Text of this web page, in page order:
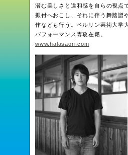
潜む美しさと違和感を自らの視点
振付へおこし、それに伴う舞踏譜
作なども行う。ベルリン芸術大学
パフォーマンス専攻在籍。
www.halasaori.com